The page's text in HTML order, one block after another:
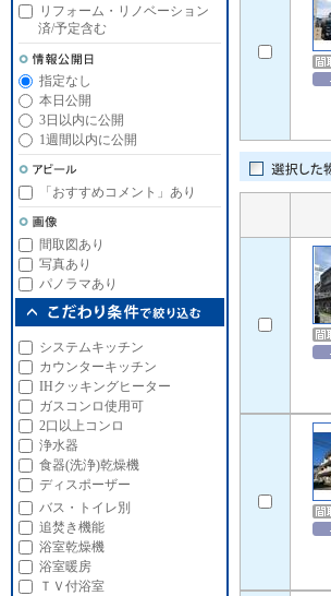
リフォーム・リノベーション
済/予定含む
指定なし
本日公開
3日以内に公開
1週間以内に公開
「おすすめコメント」あり
間取図あり
写真あり
パノラマあり
システムキッチン
カウンターキッチン
IHクッキングヒーター
ガスコンロ使用可
2口以上コンロ
浄水器
食器(洗浄)乾燥機
ディスポーザー
バス・トイレ別
追焚き機能
浴室乾燥機
浴室暖房
ＴＶ付浴室